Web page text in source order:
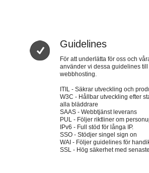
Guidelines
För att underlätta för oss och
använder vi dessa guidelines
webbhosting.
ITIL - Säkrar utveckling och
W3C - Hållbar utveckling efter
alla bläddrare
SAAS - Webbtjänst leverans
PUL - Följer riktliner om
IPv6 - Full stöd för långa IP.
SSO - Stödjer singel sign on
WAI - Följer guidelines för
SSL - Hög säkerhet med